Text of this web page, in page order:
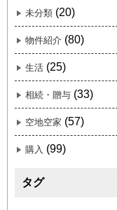
未分類 (20)
物件紹介 (80)
生活 (25)
相続・贈与 (33)
空地空家 (57)
購入 (99)
タグ